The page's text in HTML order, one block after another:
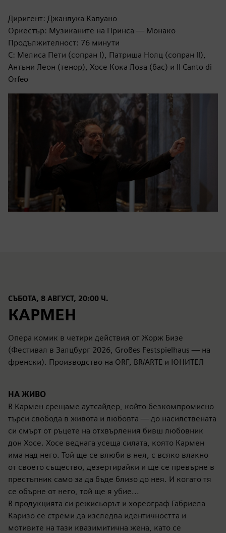
Диригент: Джанлука Капуано
Оркестър: Музиканите на Принса — Монако
Продължителност: 76 минути
С: Мелиса Пети (сопран I), Патриша Нолц (сопран II),
Антъни Леон (тенор), Хосе Кока Лоза (бас) и Il Canto di
Orfeo
СЪБОТА, 8 АВГУСТ, 20:00 Ч.
КАРМЕН
Опера комик в четири действия от Жорж Бизе
(Фестивал в Залцбург 2026, Großes Festspielhaus — на
френски). Производство на ORF, BR/ARTE и ЮНИТЕЛ
НА ЖИВО
В Кармен срещаме аутсайдер, който безкомпромисно
търси свобода в живота и любовта — до насилствената
си смърт от ръцете на отхвърления бивш любовник
дон Хосе. Хосе веднага усеща силата, която Кармен
има над него. Той ще се влюби в нея, с всяко влакно
от своето същество, дезертирайки и ще се превърне в
престъпник само за да бъде близо до нея. И когато тя
се обърне от него, той ще я убие...
В продукцията си режисьорът и хореограф Габриела
Каризо се стреми да изследва идентичността и
мотивите на тази квазимитична жена, като се